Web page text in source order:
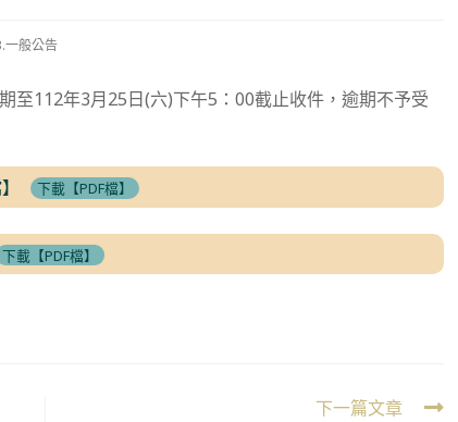
一般公告
至112年3月25日(六)下午5：00截止收件，逾期不予受
下載【PDF檔】
下載【PDF檔】
下一篇文章